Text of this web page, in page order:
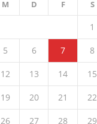
M D F S
1
5 6 7 8
12 13 14 15
19 20 21 22
26 27 28 29